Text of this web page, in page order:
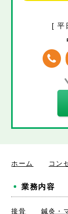
[ 平
ホーム コン
業務内容
接骨
鍼灸・